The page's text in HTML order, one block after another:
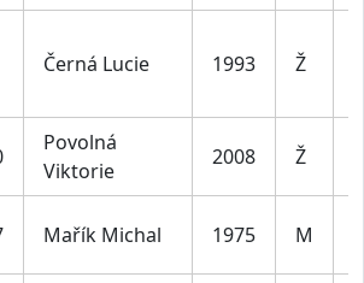
Černá Lucie 1993 Ž
Povolná
Viktorie
2008 Ž
Mařík Michal 1975 M